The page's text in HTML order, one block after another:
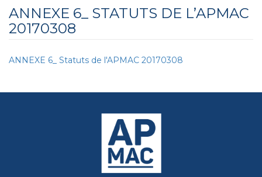
ANNEXE 6_ STATUTS DE L’APMAC
20170308
ANNEXE 6_ Statuts de l'APMAC 20170308